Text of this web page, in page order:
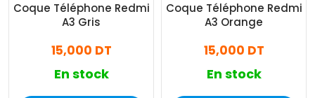
Coque Téléphone Redmi
A3 Gris
15,000 DT
En stock
Coque Téléphone Redmi
A3 Orange
15,000 DT
En stock